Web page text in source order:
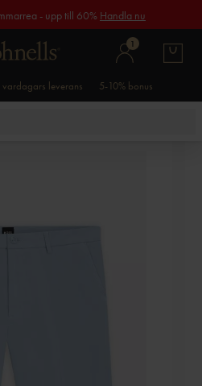
- upp till 60% Handla nu
1
vardagars leverans 5-10% bonus